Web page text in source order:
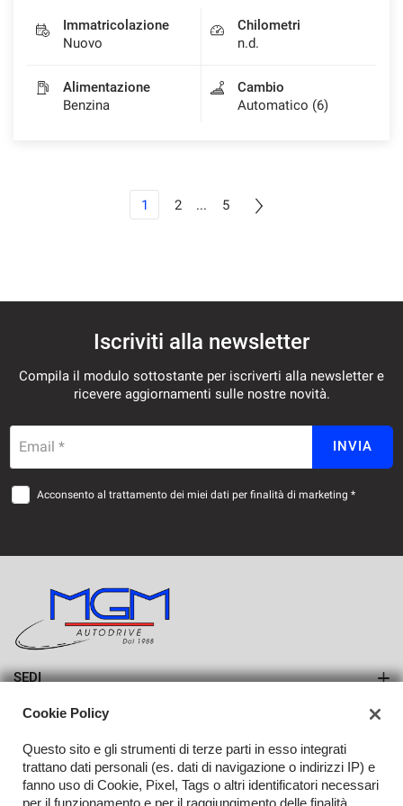
Immatricolazione
Nuovo
Chilometri
n.d.
Alimentazione
Benzina
Cambio
Automatico (6)
1 2 ... 5
Iscriviti alla newsletter
Compila il modulo sottostante per iscriverti alla newsletter e
ricevere aggiornamenti sulle nostre novità.
Email * INVIA
Acconsento al trattamento dei miei dati per finalità di marketing *
SEDI
Azienda
Contatti
Cookie Policy
Questo sito e gli strumenti di terze parti in esso integrati
trattano dati personali (es. dati di navigazione o indirizzi IP) e
fanno uso di Cookie, Pixel, Tags o altri identificatori necessari
per il funzionamento e per il raggiungimento delle finalità